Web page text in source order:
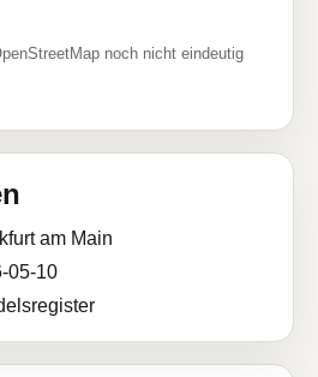
noch nicht eindeutig
am Main
05-10